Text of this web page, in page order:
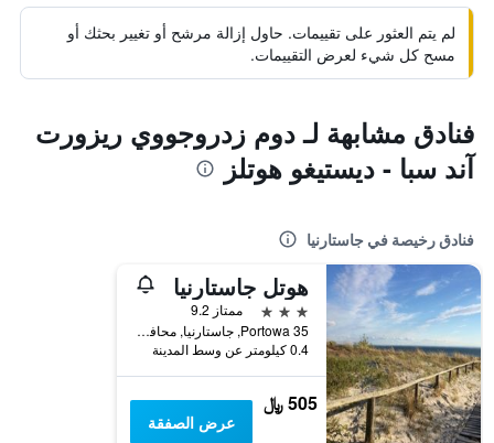
لم يتم العثور على تقييمات. حاول إزالة مرشح أو تغيير بحثك أو
مسح كل شيء لعرض التقييمات.
فنادق مشابهة لـ دوم زدروجووي ريزورت
آند سبا - ديستيغو هوتلز
فنادق رخيصة في جاستارنيا
هوتل جاستارنيا
3 نجوم
ممتاز 9.2
Portowa 35, جاستارنيا, محافظة بومرسكي, بولندا
0.4 كيلومتر عن وسط المدينة
505 ﷼
عرض الصفقة